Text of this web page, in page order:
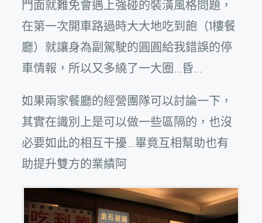
門面就難免會遇上強碰的裝潢風格問題，
在第一次開車路過時大大地吃到飽（1樓餐
廳）就讓身為副駕駛的圓圓給我錯誤的停
車情報，所以又多繞了一大圈…昏…
如果兩家餐廳的經營團隊可以討論一下，
其實在識別上是可以做一些區隔的，也沒
必要如此的相互干擾…畢竟互相幫助也有
助提升雙方的業績阿